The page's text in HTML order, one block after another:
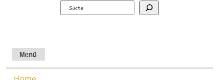
Suchen
Menü